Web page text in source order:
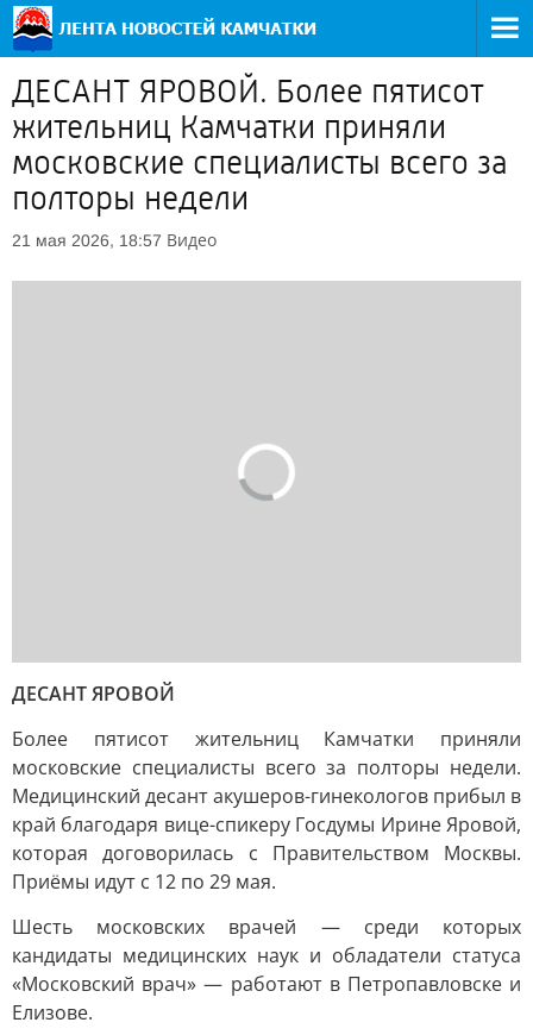
ДЕСАНТ ЯРОВОЙ. Более пятисот
жительниц Камчатки приняли
московские специалисты всего за
полторы недели
21 мая 2026, 18:57 Видео
ДЕСАНТ ЯРОВОЙ
Более пятисот жительниц Камчатки приняли
московские специалисты всего за полторы недели.
Медицинский десант акушеров-гинекологов прибыл в
край благодаря вице-спикеру Госдумы Ирине Яровой,
которая договорилась с Правительством Москвы.
Приёмы идут с 12 по 29 мая.
Шесть московских врачей — среди которых
кандидаты медицинских наук и обладатели статуса
«Московский врач» — работают в Петропавловске и
Елизове.